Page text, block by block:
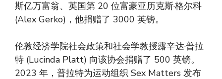
斯亿万富翁、英国第 20 位富豪亚历克斯·格尔科
(Alex Gerko)，他捐赠了 3000 英镑。
伦敦经济学院社会政策和社会学教授露辛达·普拉
特 (Lucinda Platt) 向该协会捐赠了 500 英镑。
2023 年，普拉特为运动组织 Sex Matters 发布